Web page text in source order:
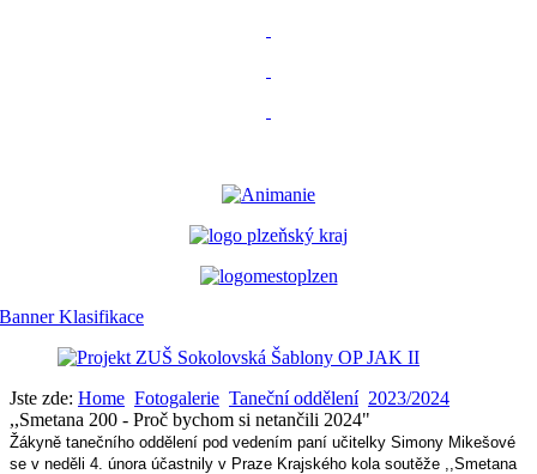
Jste zde: Home Fotogalerie Taneční oddělení 2023/2024
,,Smetana 200 - Proč bychom si netančili 2024"
Žákyně tanečního oddělení pod vedením paní učitelky Simony Mikešové
se v neděli 4. února účastnily v Praze Krajského kola soutěže ,,Smetana